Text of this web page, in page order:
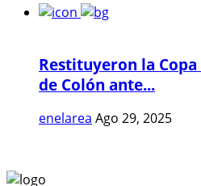
Restituyeron la
de Colón ante...
enelarea Ago 29, 2025